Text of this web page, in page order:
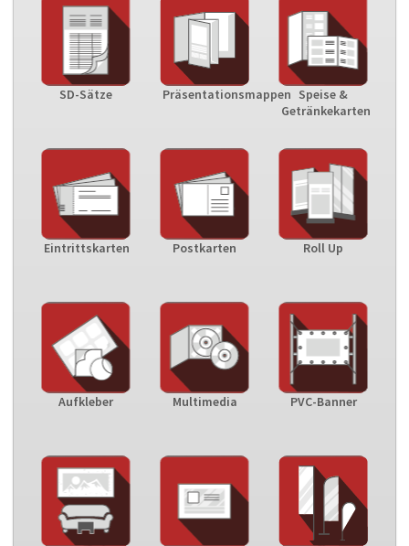
SD-Sätze Präsentationsmappen Speise &
Getränkekarten
Eintrittskarten Postkarten Roll Up
Aufkleber Multimedia PVC-Banner